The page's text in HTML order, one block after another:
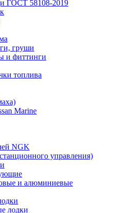
ГОСТ 58108-2019
груши
и фиттинги
топлива
Marine
NGK
управления)
и алюминиевые
лодки